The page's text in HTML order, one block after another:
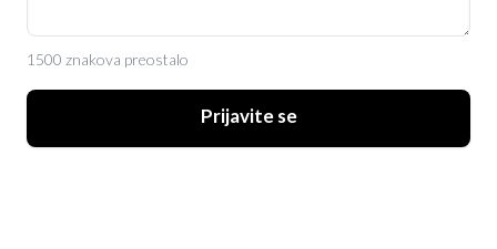
1500 znakova preostalo
Prijavite se